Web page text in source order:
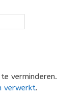
verminderen.
verwerkt.